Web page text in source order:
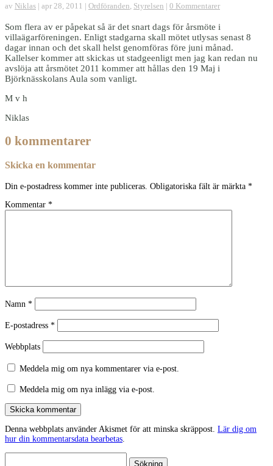
av Niklas | apr 28, 2011 | Ordföranden Styrelsen | 0 Kommentarer
Som flera av er påpekat så är det snart dags för årsmöte i
villaägarföreningen. Enligt stadgarna skall mötet utlysas senast 8
dagar innan och det skall helst genomföras före juni månad.
Kallelser kommer att skickas ut stadgeenligt men jag kan redan nu
avslöja att årsmötet 2011 kommer att hållas den 19 Maj i
Björknässkolans Aula som vanligt.
M v h
Niklas
0 kommentarer
Skicka en kommentar
Din e-postadress kommer inte publiceras. Obligatoriska fält är märkta *
Kommentar *
Namn *
E-postadress *
Webbplats
Meddela mig om nya kommentarer via e-post.
Meddela mig om nya inlägg via e-post.
Skicka kommentar
Denna webbplats använder Akismet för att minska skräppost. Lär dig om
hur din kommentarsdata bearbetas